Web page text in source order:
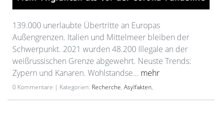
139.000 unerlaubte Übertritte an Europas
Außengrenzen. Italien und Mittelmeer bleiben der
Schwerpunkt. 2021 wurden 48.200 Illegale an der
weißrussischen Grenze abgewehrt. Neuste Trends:
Zypern und Kanaren. Wohlstandse... mehr
0 Kommentare | Kategorien: Recherche, Asylfakten,